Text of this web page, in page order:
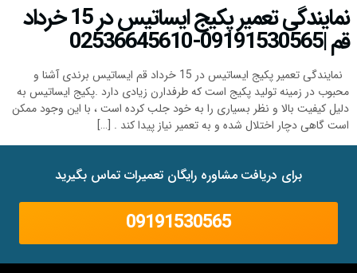
نمایندگی تعمیر پکیج ایساتیس در 15 خرداد
قم |09191530565-02536645610
نمایندگی تعمیر پکیج ایساتیس در 15 خرداد قم ایساتیس برندی آشنا و
محبوب در زمینه تولید پکیج است که طرفدارن زیادی دارد .پکیج ایساتیس به
دلیل کیفیت بالا و نظر بسیاری را به خود جلب کرده است ، با این وجود ممکن
است گاهی دچار اختلال شده و به تعمیر نیاز پیدا کند . […]
برای دریافت مشاوره رایگان تعمیرات تماس بگیرید
09191530565